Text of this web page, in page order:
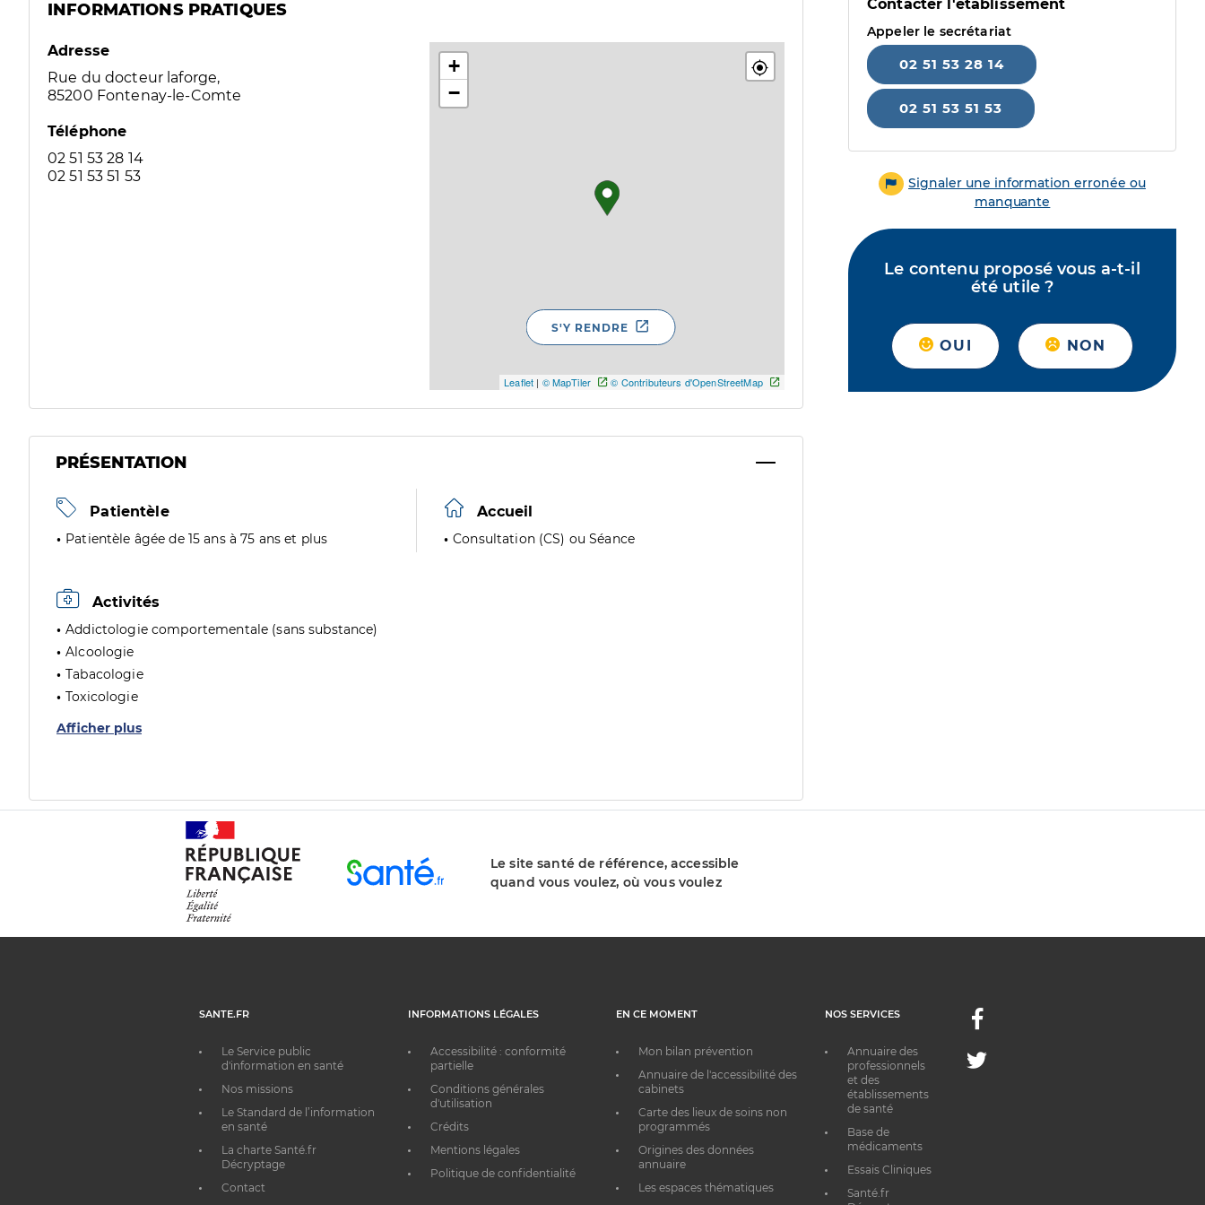
INFORMATIONS PRATIQUES
Adresse
Rue du docteur laforge,
85200 Fontenay-le-Comte
Téléphone
02 51 53 28 14
02 51 53 51 53
+
−
Leaflet | © MapTiler © Contributeurs d'OpenStreetMap
S'Y RENDRE
PRÉSENTATION
Patientèle
Patientèle âgée de 15 ans à 75 ans et plus
Accueil
Consultation (CS) ou Séance
Activités
Addictologie comportementale (sans substance)
Alcoologie
Tabacologie
Toxicologie
Afficher plus
Contacter l'établissement
Appeler le secrétariat
02 51 53 28 14
02 51 53 51 53
Signaler une information erronée ou
manquante
Le contenu proposé vous a-t-il
été utile ?
OUI NON
Le site santé de référence, accessible
quand vous voulez, où vous voulez
SANTE.FR
Le Service public
d'information en santé
Nos missions
Le Standard de l’information
en santé
La charte Santé.fr
Décryptage
Contact
INFORMATIONS LÉGALES
Accessibilité : conformité
partielle
Conditions générales
d'utilisation
Crédits
Mentions légales
Politique de confidentialité
EN CE MOMENT
Mon bilan prévention
Annuaire de l'accessibilité des
cabinets
Carte des lieux de soins non
programmés
Origines des données
annuaire
Les espaces thématiques
NOS SERVICES
Annuaire des
professionnels
et des
établissements
de santé
Base de
médicaments
Essais Cliniques
Santé.fr
Facebook
Twitter